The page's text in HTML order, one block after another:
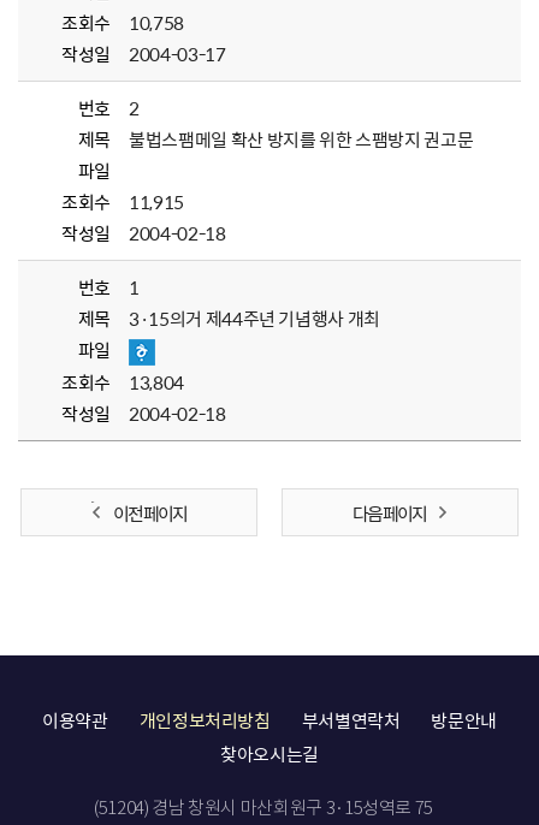
조회수
10,758
작성일
2004-03-17
번호
2
제목
불법스팸메일 확산 방지를 위한 스팸방지 권고문
파일
조회수
11,915
작성일
2004-02-18
번호
1
제목
3·15의거 제44주년 기념행사 개최
파일
조회수
13,804
작성일
2004-02-18
이전 페이지 다음 페이지
이용약관 개인정보처리방침 부서별연락처
방문안내
찾아오시는길
(51204) 경남 창원시 마산회원구 3·15성역로 75